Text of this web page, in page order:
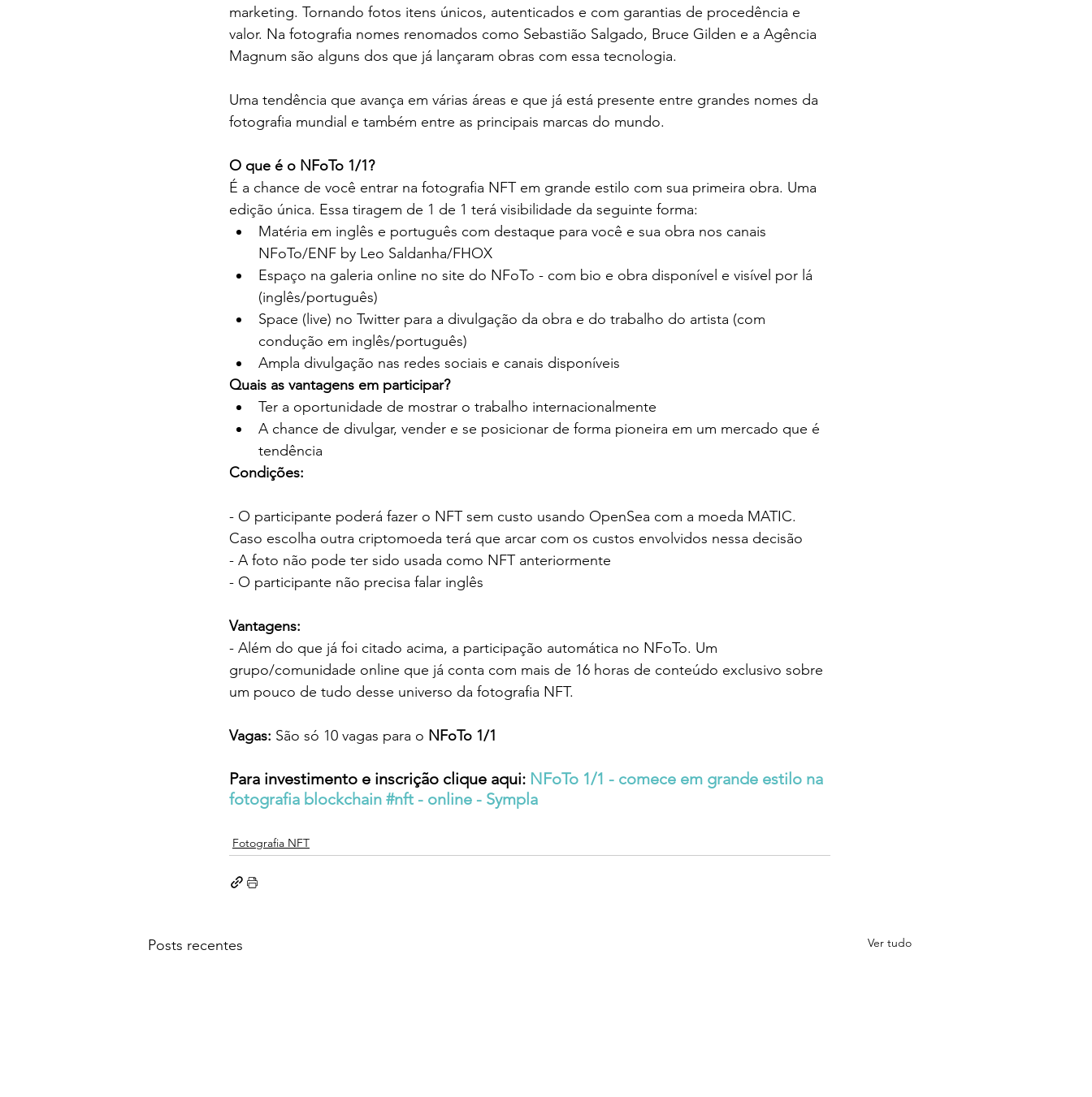
marketing. Tornando fotos itens únicos, autenticados e com garantias de procedência e
valor. Na fotografia nomes renomados como Sebastião Salgado, Bruce Gilden e a Agência
Magnum são alguns dos que já lançaram obras com essa tecnologia.
Uma tendência que avança em várias áreas e que já está presente entre grandes nomes da
fotografia mundial e também entre as principais marcas do mundo.
O que é o NFoTo 1/1?
É a chance de você entrar na fotografia NFT em grande estilo com sua primeira obra. Uma
edição única. Essa tiragem de 1 de 1 terá visibilidade da seguinte forma:
Matéria em inglês e português com destaque para você e sua obra nos canais
NFoTo/ENF by Leo Saldanha/FHOX
Espaço na galeria online no site do NFoTo - com bio e obra disponível e visível por lá
(inglês/português)
Space (live) no Twitter para a divulgação da obra e do trabalho do artista (com
condução em inglês/português)
Ampla divulgação nas redes sociais e canais disponíveis
Quais as vantagens em participar?
Ter a oportunidade de mostrar o trabalho internacionalmente
A chance de divulgar, vender e se posicionar de forma pioneira em um mercado que é
tendência
Condições:
- O participante poderá fazer o NFT sem custo usando OpenSea com a moeda MATIC.
Caso escolha outra criptomoeda terá que arcar com os custos envolvidos nessa decisão
- A foto não pode ter sido usada como NFT anteriormente
- O participante não precisa falar inglês
Vantagens:
- Além do que já foi citado acima, a participação automática no NFoTo. Um
grupo/comunidade online que já conta com mais de 16 horas de conteúdo exclusivo sobre
um pouco de tudo desse universo da fotografia NFT.
Vagas: São só 10 vagas para o NFoTo 1/1
Para investimento e inscrição clique aqui: NFoTo 1/1 - comece em grande estilo na
fotografia blockchain #nft - online - Sympla
Fotografia NFT
Posts recentes Ver tudo